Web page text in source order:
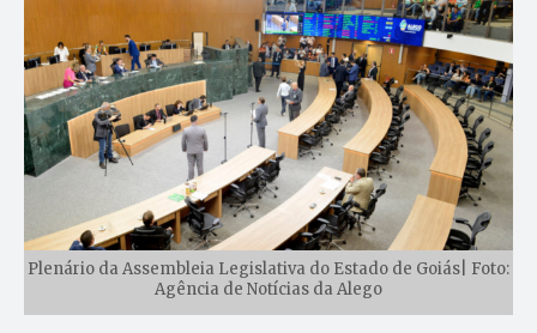
Plenário da Assembleia Legislativa do Estado de Goiás| Foto:
Agência de Notícias da Alego